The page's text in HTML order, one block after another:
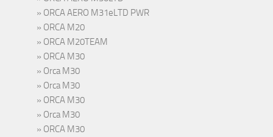
ORCA AERO M31eLTD PWR
ORCA M20
ORCA M20TEAM
ORCA M30
Orca M30
Orca M30
ORCA M30
Orca M30
ORCA M30